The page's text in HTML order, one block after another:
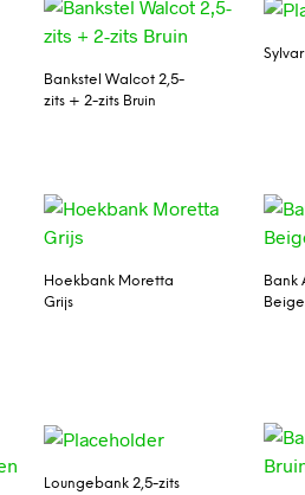
Bankstel Walcot 2,5-
zits + 2-zits Bruin
Hoekbank Moretta
Grijs
Bank
Beige
Loungebank 2,5-zits